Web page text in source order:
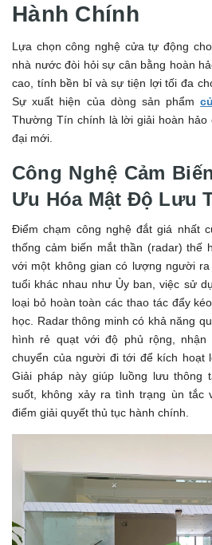
Hành Chính
Lựa chọn công nghệ cửa tự động
nhà nước đòi hỏi sự cân bằng hoàn
cao, tính bền bỉ và sự tiện lợi tối đa
Sự xuất hiện của dòng sản phẩm
Thường Tín chính là lời giải hoàn hảo
đại mới.
Công Nghệ Cảm
Ưu Hóa Mật Độ Lưu
Điểm chạm công nghệ đắt giá nhất
thống cảm biến mắt thần (radar) thế
với một không gian có lượng người
tuổi khác nhau như Ủy ban, việc sử
loại bỏ hoàn toàn các thao tác đẩy
học. Radar thông minh có khả năng
hình rẻ quạt với độ phủ rộng,
chuyển của người đi tới để kích hoạt
Giải pháp này giúp luồng lưu thông
suốt, không xảy ra tình trạng ùn tắc
điểm giải quyết thủ tục hành chính.